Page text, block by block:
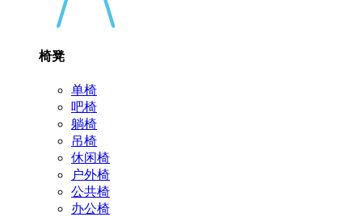
椅凳
单椅
吧椅
躺椅
吊椅
休闲椅
户外椅
公共椅
办公椅